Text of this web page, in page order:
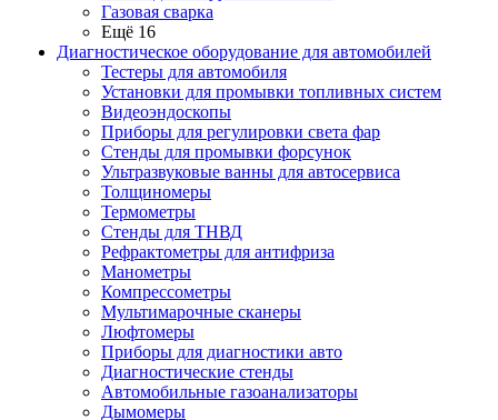
Газовая сварка
Ещё 16
Диагностическое оборудование для автомобилей
Тестеры для автомобиля
Установки для промывки топливных систем
Видеоэндоскопы
Приборы для регулировки света фар
Стенды для промывки форсунок
Ультразвуковые ванны для автосервиса
Толщиномеры
Термометры
Стенды для ТНВД
Рефрактометры для антифриза
Манометры
Компрессометры
Мультимарочные сканеры
Люфтомеры
Приборы для диагностики авто
Диагностические стенды
Автомобильные газоанализаторы
Дымомеры